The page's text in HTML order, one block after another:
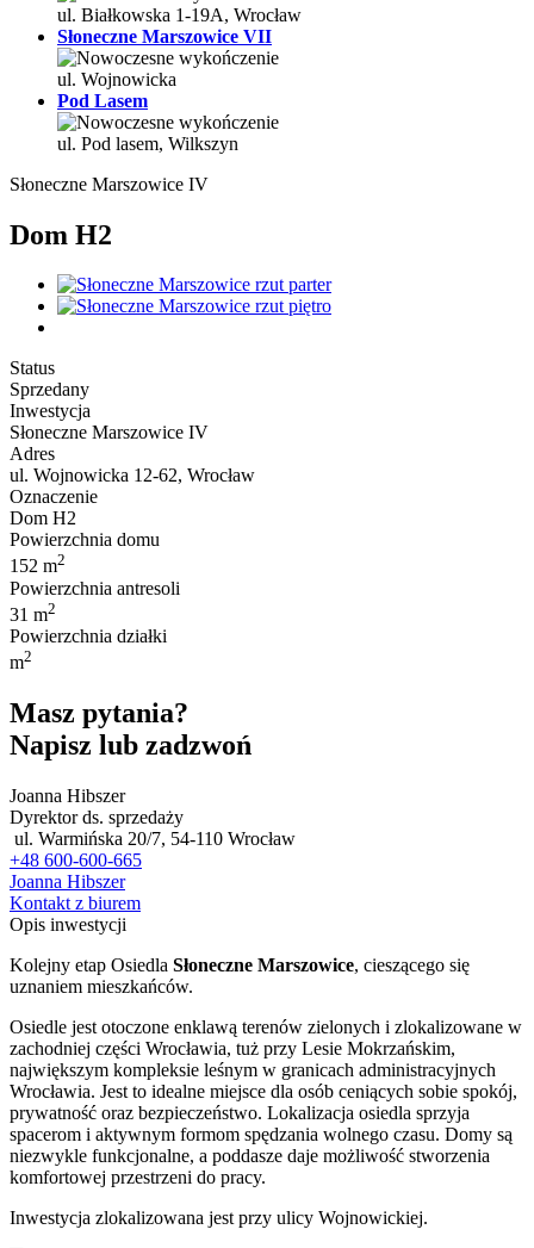
ul. Białkowska 1-19A, Wrocław
Słoneczne Marszowice VII
ul. Wojnowicka
Pod Lasem
ul. Pod lasem, Wilkszyn
Słoneczne Marszowice IV
Dom H2
Status
Sprzedany
Inwestycja
Słoneczne Marszowice IV
Adres
ul. Wojnowicka 12-62, Wrocław
Oznaczenie
Dom H2
Powierzchnia domu
152 m2
Powierzchnia antresoli
31 m2
Powierzchnia działki
m2
Masz pytania?
Napisz lub zadzwoń
Joanna Hibszer
Dyrektor ds. sprzedaży
ul. Warmińska 20/7, 54-110 Wrocław
+48 600-600-665
Joanna Hibszer
Kontakt z biurem
Opis inwestycji
Kolejny etap Osiedla Słoneczne Marszowice, cieszącego się
uznaniem mieszkańców.
Osiedle jest otoczone enklawą terenów zielonych i zlokalizowane w
zachodniej części Wrocławia, tuż przy Lesie Mokrzańskim,
największym kompleksie leśnym w granicach administracyjnych
Wrocławia. Jest to idealne miejsce dla osób ceniących sobie spokój,
prywatność oraz bezpieczeństwo. Lokalizacja osiedla sprzyja
spacerom i aktywnym formom spędzania wolnego czasu. Domy są
niezwykle funkcjonalne, a poddasze daje możliwość stworzenia
komfortowej przestrzeni do pracy.
Inwestycja zlokalizowana jest przy ulicy Wojnowickiej.